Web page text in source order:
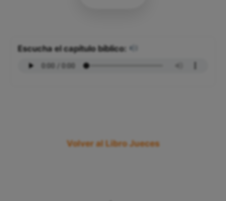
Escucha el capítulo bíblico:
Volver al Libro Jueces